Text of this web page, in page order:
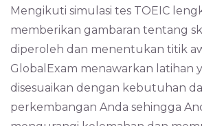
Mengikuti simulasi tes TOEIC
memberikan gambaran tentang
diperoleh dan menentukan titik
GlobalExam menawarkan latihan
disesuaikan dengan kebutuhan
perkembangan Anda sehingga